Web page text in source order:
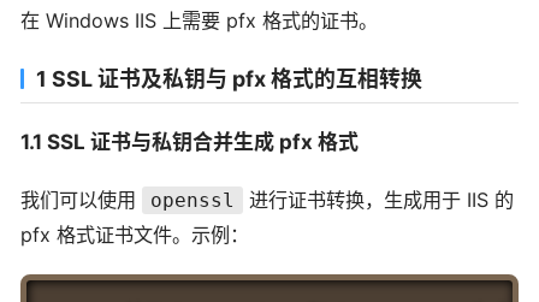
在 Windows IIS 上需要 pfx 格式的证书。
1 SSL 证书及私钥与 pfx 格式的互相转换
1.1 SSL 证书与私钥合并生成 pfx 格式
我们可以使用 openssl
进行证书转换，生成用于 IIS 的
pfx 格式证书文件。示例：